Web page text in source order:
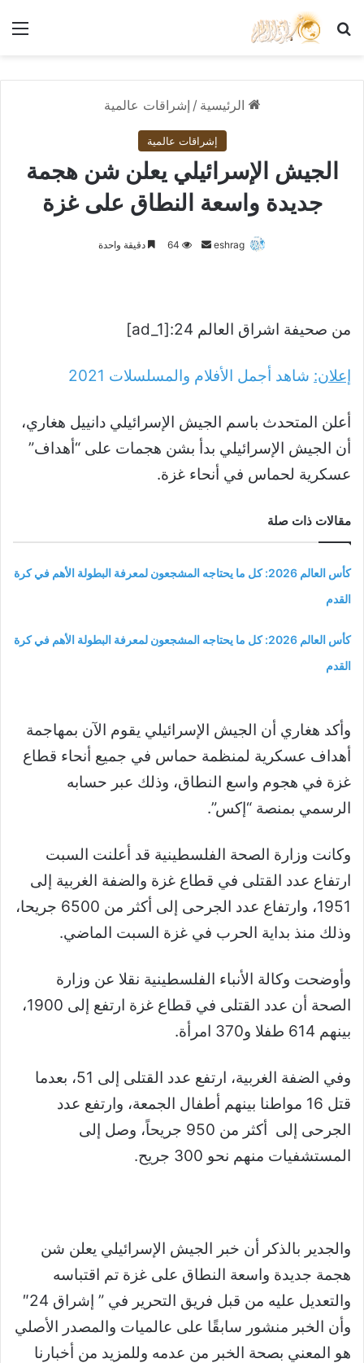
بحث عن
الرئيسية / إشراقات عالمية
إشراقات عالمية
الجيش الإسرائيلي يعلن شن هجمة
جديدة واسعة النطاق على غزة
eshrag
أرسل 64 دقيقة واحدة
من صحيفة اشراق العالم 24:[ad_1]
إعلان: شاهد أجمل الأفلام والمسلسلات 2021
أعلن المتحدث باسم الجيش الإسرائيلي دانييل هغاري،
أن الجيش الإسرائيلي بدأ بشن هجمات على “أهداف”
عسكرية لحماس في أنحاء غزة.
مقالات ذات صلة
كأس العالم 2026: كل ما يحتاجه المشجعون لمعرفة البطولة الأهم في كرة
القدم
كأس العالم 2026: كل ما يحتاجه المشجعون لمعرفة البطولة الأهم في كرة
القدم
وأكد هغاري أن الجيش الإسرائيلي يقوم الآن بمهاجمة
أهداف عسكرية لمنظمة حماس في جميع أنحاء قطاع
غزة في هجوم واسع النطاق، وذلك عبر حسابه
الرسمي بمنصة “إكس”.
وكانت وزارة الصحة الفلسطينية قد أعلنت السبت
ارتفاع عدد القتلى في قطاع غزة والضفة الغربية إلى
1951، وارتفاع عدد الجرحى إلى أكثر من 6500 جريحا،
وذلك منذ بداية الحرب في غزة السبت الماضي.
وأوضحت وكالة الأنباء الفلسطينية نقلا عن وزارة
الصحة أن عدد القتلى في قطاع غزة
ارتفع إلى 1900،
بينهم 614 طفلا و370 امرأة.
وفي‎ الضفة الغربية
، ارتفع عدد القتلى إلى 51، بعدما
قتل 16 مواطنا بينهم أطفال الجمعة، وارتفع عدد
الجرحى إلى أكثر من 950 جريحاً، وصل إلى
والجدير بالذكر أن خبر الجيش الإسرائيلي يعلن شن
هجمة جديدة واسعة النطاق على غزة تم اقتباسه
والتعديل عليه من قبل فريق التحرير في ” إشراق 24″
وأن الخبر منشور سابقًا على عالميات والمصدر الأصلي
هو المعني بصحة الخبر من عدمه وللمزيد من أخبارنا